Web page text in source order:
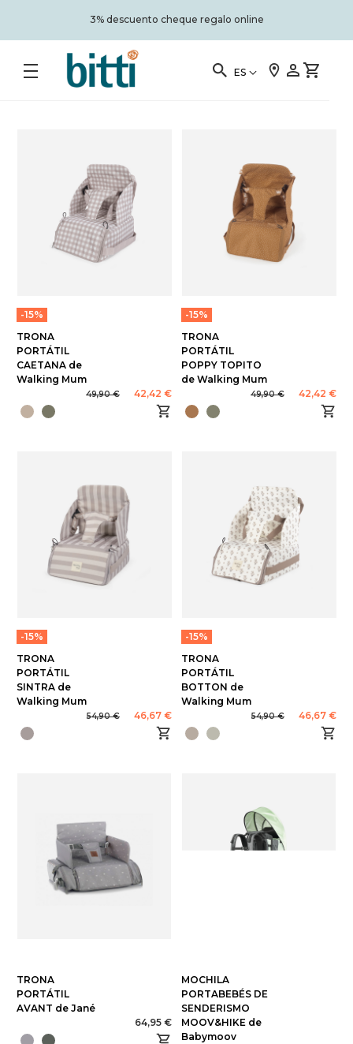
Portes gratis a partir de 50€ (a península)
ES
-15%
TRONA
PORTÁTIL
CAETANA de
Walking Mum
49,90 € 42,42 €
-15%
TRONA
PORTÁTIL
POPPY TOPITO
de Walking Mum
49,90 € 42,42 €
-15%
TRONA
PORTÁTIL
SINTRA de
Walking Mum
54,90 € 46,67 €
-15%
TRONA
PORTÁTIL
BOTTON de
Walking Mum
54,90 € 46,67 €
TRONA
PORTÁTIL
AVANT de Jané
64,95 €
MOCHILA
PORTABEBÉS DE
SENDERISMO
MOOV&HIKE de
Babymoov